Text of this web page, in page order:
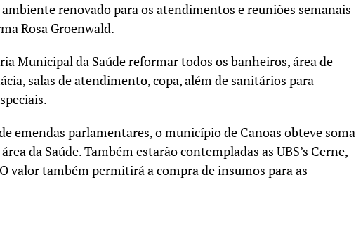
renovado para os atendimentos e reuniões semanais
Rosa Groenwald.
Municipal da Saúde reformar todos os banheiros, área de
salas de atendimento, copa, além de sanitários para
emendas parlamentares, o município de Canoas obteve soma
da Saúde. Também estarão contempladas as UBS’s Cerne,
valor também permitirá a compra de insumos para as